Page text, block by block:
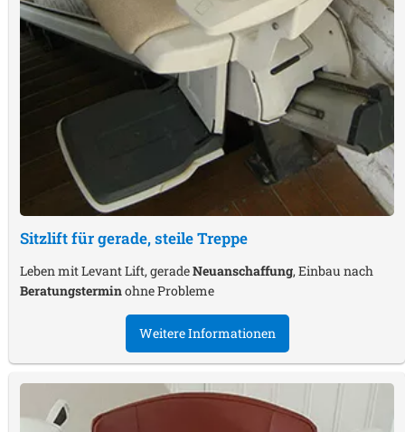
Sitzlift für gerade, steile Treppe
Leben mit Levant Lift, geradeNeuanschaffung, Einbau nach
Beratungsterminohne Probleme
Weitere Informationen